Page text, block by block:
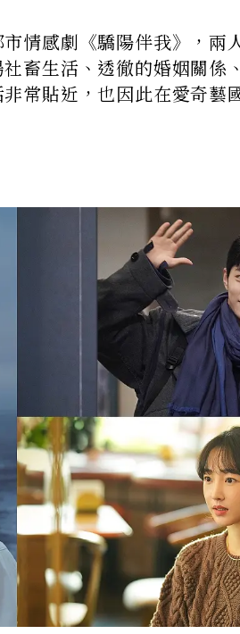
情感劇《驕陽伴我》，兩
畜生活、透徹的婚姻關係
常貼近，也因此在愛奇藝